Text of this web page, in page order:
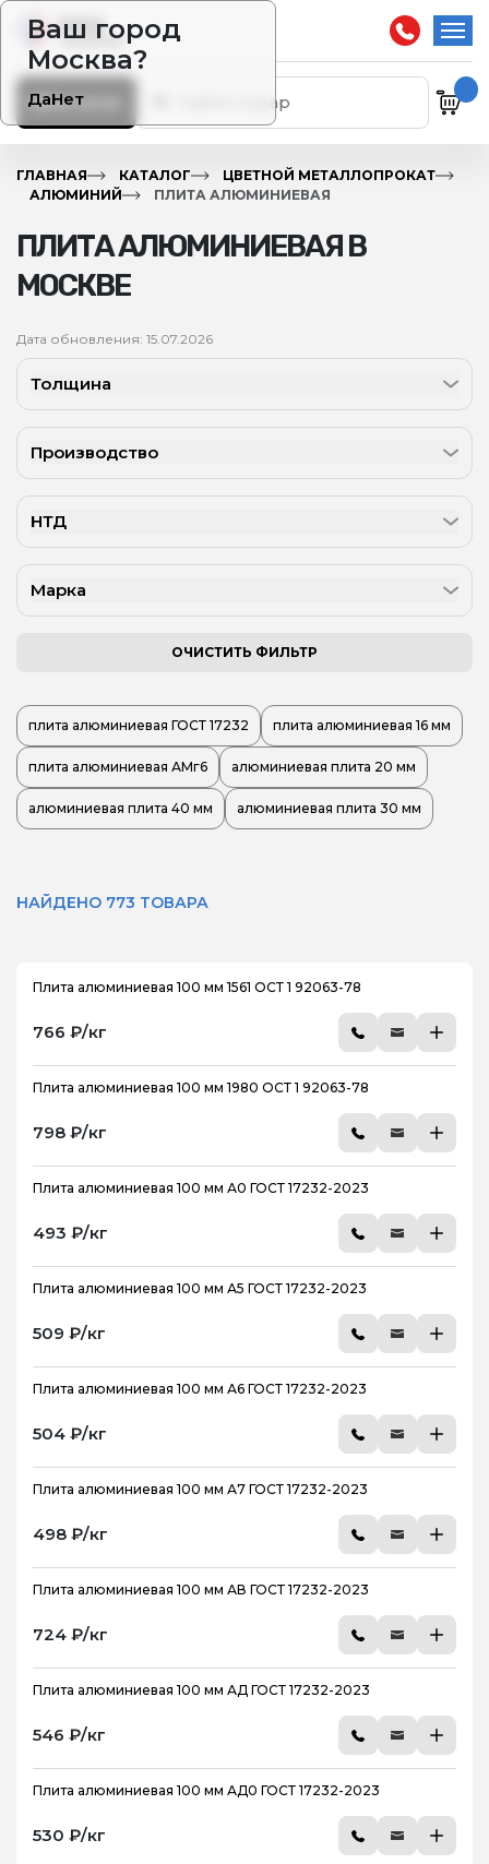
Ваш город
Москва?
ДаНет
Каталог
ГЛАВНАЯ КАТАЛОГ
ЦВЕТНОЙ МЕТАЛЛОПРОКАТ
АЛЮМИНИЙ
ПЛИТА АЛЮМИНИЕВАЯ
ПЛИТА АЛЮМИНИЕВАЯ В
МОСКВЕ
Дата обновления: 15.07.2026
Толщина
Производство
НТД
Марка
ОЧИСТИТЬ ФИЛЬТР
плита алюминиевая ГОСТ 17232 плита алюминиевая 16 мм
плита алюминиевая АМг6 алюминиевая плита 20 мм
алюминиевая плита 40 мм алюминиевая плита 30 мм
НАЙДЕНО 773 ТОВАРА
Плита алюминиевая 100 мм 1561 ОСТ 1 92063-78
766 ₽/кг
Плита алюминиевая 100 мм 1980 ОСТ 1 92063-78
798 ₽/кг
Плита алюминиевая 100 мм А0 ГОСТ 17232-2023
493 ₽/кг
Плита алюминиевая 100 мм А5 ГОСТ 17232-2023
509 ₽/кг
Плита алюминиевая 100 мм А6 ГОСТ 17232-2023
504 ₽/кг
Плита алюминиевая 100 мм А7 ГОСТ 17232-2023
498 ₽/кг
Плита алюминиевая 100 мм АВ ГОСТ 17232-2023
724 ₽/кг
Плита алюминиевая 100 мм АД ГОСТ 17232-2023
546 ₽/кг
Плита алюминиевая 100 мм АД0 ГОСТ 17232-2023
530 ₽/кг